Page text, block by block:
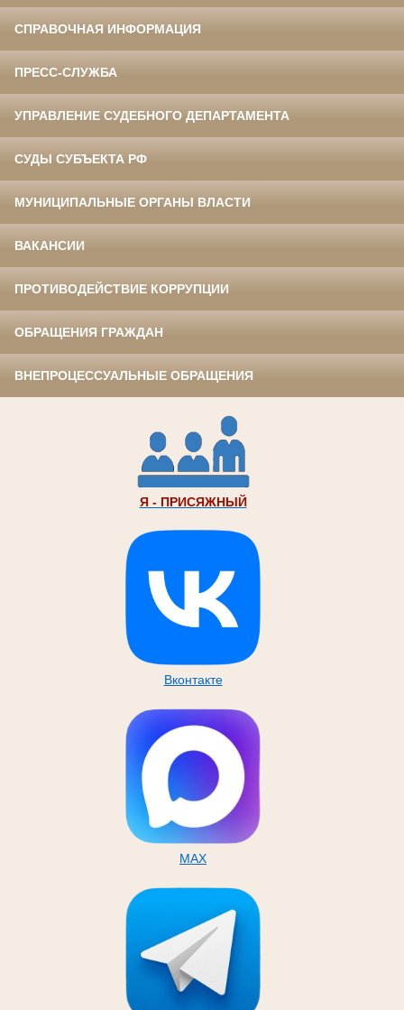
СПРАВОЧНАЯ ИНФОРМАЦИЯ
ПРЕСС-СЛУЖБА
УПРАВЛЕНИЕ СУДЕБНОГО ДЕПАРТАМЕНТА
СУДЫ СУБЪЕКТА РФ
МУНИЦИПАЛЬНЫЕ ОРГАНЫ ВЛАСТИ
ВАКАНСИИ
ПРОТИВОДЕЙСТВИЕ КОРРУПЦИИ
ОБРАЩЕНИЯ ГРАЖДАН
ВНЕПРОЦЕССУАЛЬНЫЕ ОБРАЩЕНИЯ
Я - ПРИСЯЖНЫЙ
Вконтакте
MAX